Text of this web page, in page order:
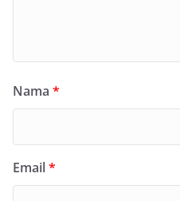
Nama *
Email*